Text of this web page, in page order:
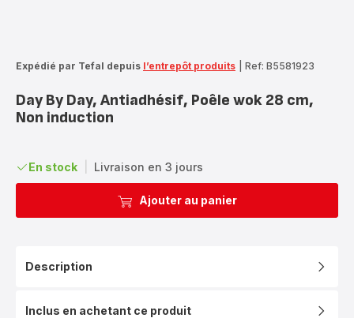
Expédié par Tefal depuis l’entrepôt produits Ref: B5581923
Day By Day, Antiadhésif, Poêle wok 28 cm,
Non induction
En stock Livraison en 3 jours
Ajouter au panier
Description
Inclus en achetant ce produit